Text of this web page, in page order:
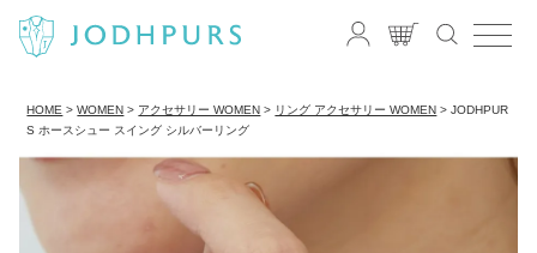
HOME WOMEN アクセサリー WOMEN リング アクセサリー WOMEN
JODHPUR
S ホースシュー スイング シルバーリング